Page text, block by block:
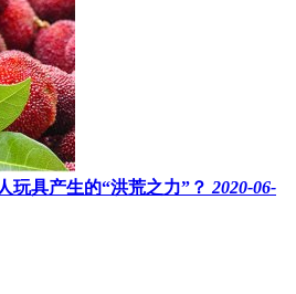
玩具产生的“洪荒之力”？ 2020-06-